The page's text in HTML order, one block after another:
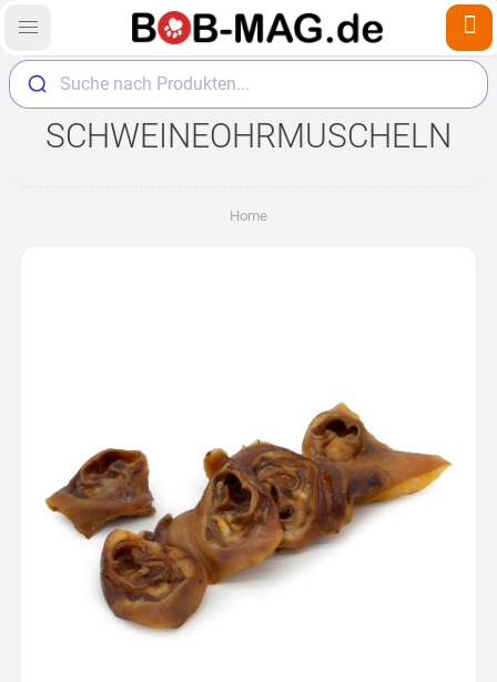
Suche nach Produkten...
SCHWEINEOHRMUSCHELN
Home